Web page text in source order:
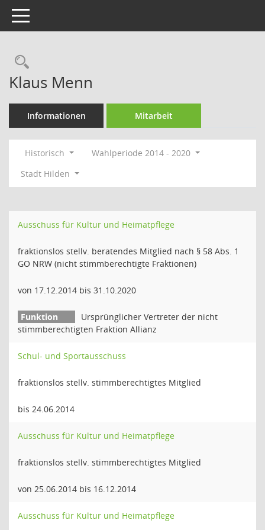
Toggle navigation
Rechercheauswahl
Klaus Menn
Informationen Mitarbeit
Historisch
Wahlperiode 2014 - 2020
Stadt Hilden
Ausschuss für Kultur und Heimatpflege
fraktionslos stellv. beratendes Mitglied nach § 58 Abs. 1
GO NRW (nicht stimmberechtigte Fraktionen)
von 17.12.2014 bis 31.10.2020
Ursprünglicher Vertreter der nicht
stimmberechtigten Fraktion Allianz
Schul- und Sportausschuss
fraktionslos stellv. stimmberechtigtes Mitglied
bis 24.06.2014
Ausschuss für Kultur und Heimatpflege
fraktionslos stellv. stimmberechtigtes Mitglied
von 25.06.2014 bis 16.12.2014
Ausschuss für Kultur und Heimatpflege